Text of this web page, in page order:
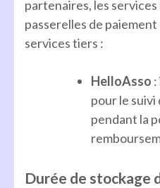
partenaires, les services
passerelles de
services tiers :
HelloAsso
pour le
pendant la
Durée de stockage